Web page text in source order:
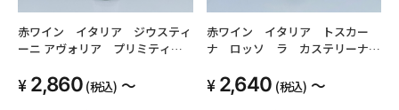
赤ワイン イタリア ジウスティ
ーニ アヴォリア プリミティー
2,860 (税込) ～
赤ワイン イタリア トスカー
ナ ロッソ ラ カステリーナ
2,640 (税込) ～